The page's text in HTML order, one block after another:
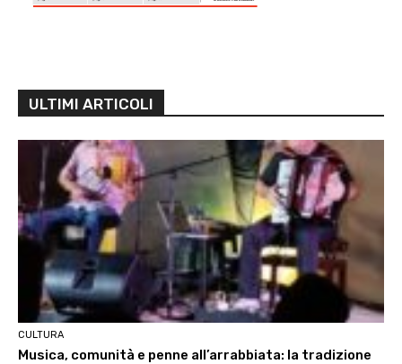
ULTIMI ARTICOLI
CULTURA
Musica, comunità e penne all’arrabbiata: la tradizione